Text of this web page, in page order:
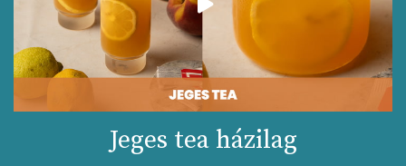
Jeges tea házilag